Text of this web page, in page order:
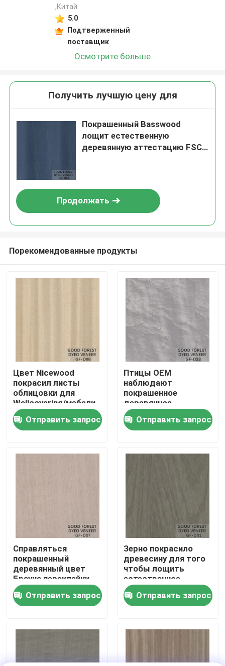
Домой
Продукты
Свяжитесь с нами
Новости
Случаи
Запросите цитату
Шпон из натурального дерева
,Китай
5.0
Подтверженный
поставщик
Осмотрите больше
Получить лучшую цену для
Покрашенный Basswood
лощит естественную
деревянную аттестацию FSC
Продолжать
Порекомендованные продукты
Цвет Nicewood
покрасил листы
облицовки для
Wallcovering/мебели
Отправить запрос
Птицы OEM
наблюдают
покрашенное
деревянное
изготовление на
заказ цвета зерна
узелка облицовки
Отправить запрос
Справляться
покрашенный
деревянный цвет
Брауна переклейки
облицовки/
облицовки Wenge
Отправить запрос
Зерно покрасило
древесину для того
чтобы лощить
естественное
американское
отбеливание
облицовки дуба
Отправить запрос